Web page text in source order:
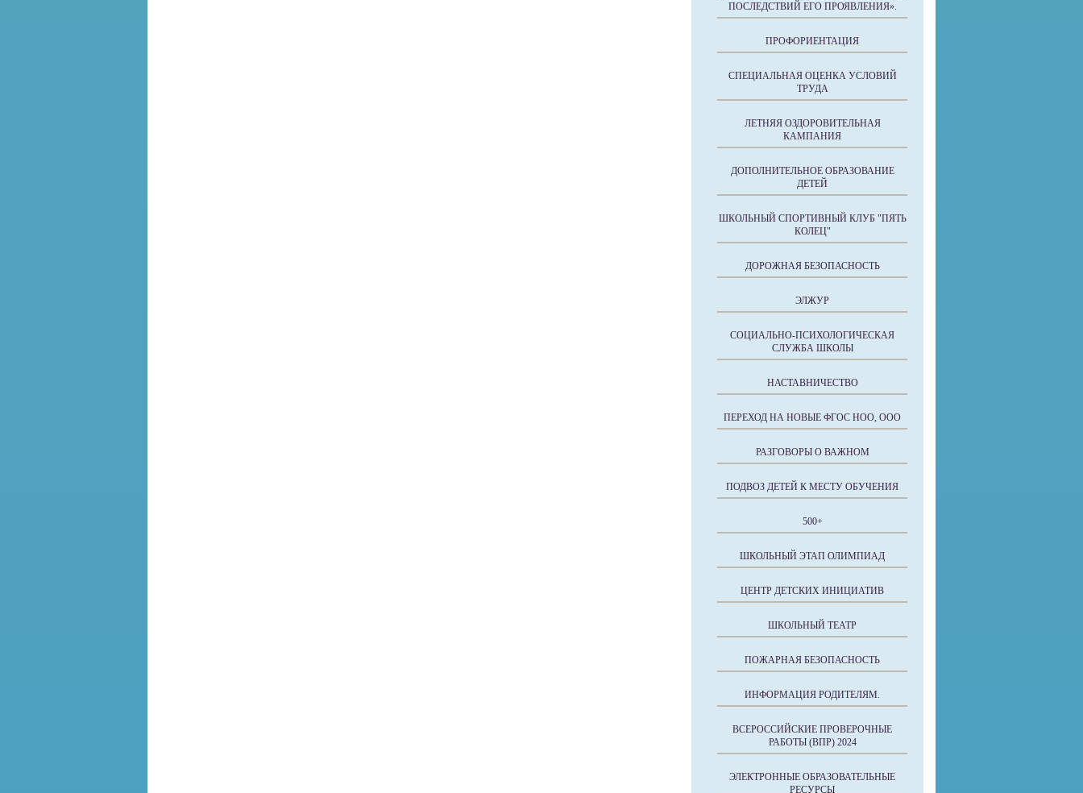
ПОСЛЕДСТВИЙ ЕГО ПРОЯВЛЕНИЯ».
ПРОФОРИЕНТАЦИЯ
СПЕЦИАЛЬНАЯ ОЦЕНКА УСЛОВИЙ
ТРУДА
ЛЕТНЯЯ ОЗДОРОВИТЕЛЬНАЯ
КАМПАНИЯ
ДОПОЛНИТЕЛЬНОЕ ОБРАЗОВАНИЕ
ДЕТЕЙ
ШКОЛЬНЫЙ СПОРТИВНЫЙ КЛУБ "ПЯТЬ
КОЛЕЦ"
ДОРОЖНАЯ БЕЗОПАСНОСТЬ
ЭЛЖУР
СОЦИАЛЬНО-ПСИХОЛОГИЧЕСКАЯ
СЛУЖБА ШКОЛЫ
НАСТАВНИЧЕСТВО
ПЕРЕХОД НА НОВЫЕ ФГОС НОО, ООО
РАЗГОВОРЫ О ВАЖНОМ
ПОДВОЗ ДЕТЕЙ К МЕСТУ ОБУЧЕНИЯ
500+
ШКОЛЬНЫЙ ЭТАП ОЛИМПИАД
ЦЕНТР ДЕТСКИХ ИНИЦИАТИВ
ШКОЛЬНЫЙ ТЕАТР
ПОЖАРНАЯ БЕЗОПАСНОСТЬ
ИНФОРМАЦИЯ РОДИТЕЛЯМ.
ВСЕРОССИЙСКИЕ ПРОВЕРОЧНЫЕ
РАБОТЫ (ВПР) 2024
ЭЛЕКТРОННЫЕ ОБРАЗОВАТЕЛЬНЫЕ
РЕСУРСЫ